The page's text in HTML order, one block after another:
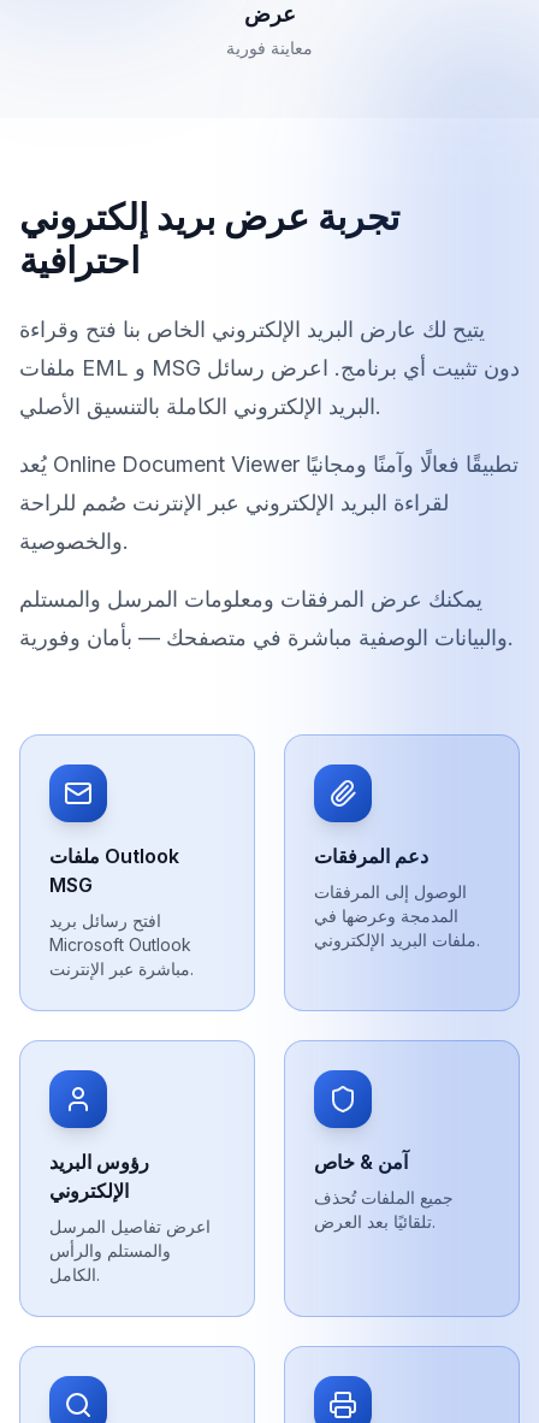
عرض
معاينة فورية
تجربة عرض بريد إلكتروني
احترافية
يتيح لك عارض البريد الإلكتروني الخاص بنا فتح وقراءة
ملفات EML و MSG دون تثبيت أي برنامج. اعرض رسائل
البريد الإلكتروني الكاملة بالتنسيق الأصلي.
يُعد Online Document Viewer تطبيقًا فعالًا وآمنًا ومجانيًا
لقراءة البريد الإلكتروني عبر الإنترنت صُمم للراحة
والخصوصية.
يمكنك عرض المرفقات ومعلومات المرسل والمستلم
والبيانات الوصفية مباشرة في متصفحك — بأمان وفورية.
ملفات Outlook
MSG
افتح رسائل بريد
Microsoft Outlook
مباشرة عبر الإنترنت.
دعم المرفقات
الوصول إلى المرفقات
المدمجة وعرضها في
ملفات البريد الإلكتروني.
رؤوس البريد
الإلكتروني
اعرض تفاصيل المرسل
والمستلم والرأس
الكامل.
آمن & خاص
جميع الملفات تُحذف
تلقائيًا بعد العرض.